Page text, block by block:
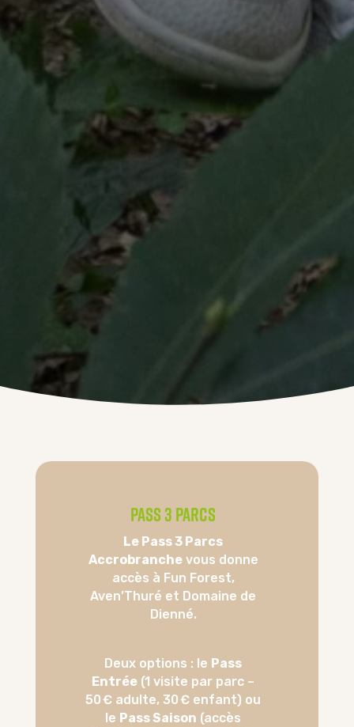
Pass 3 Parcs
Le Pass 3 Parcs
Accrobranchevous donne
accès à Fun Forest,
Aven’Thuré et Domaine de
Dienné.
Deux options : le Pass
Entrée (1 visite par parc –
50 € adulte, 30 € enfant) ou
le Pass Saison (accès